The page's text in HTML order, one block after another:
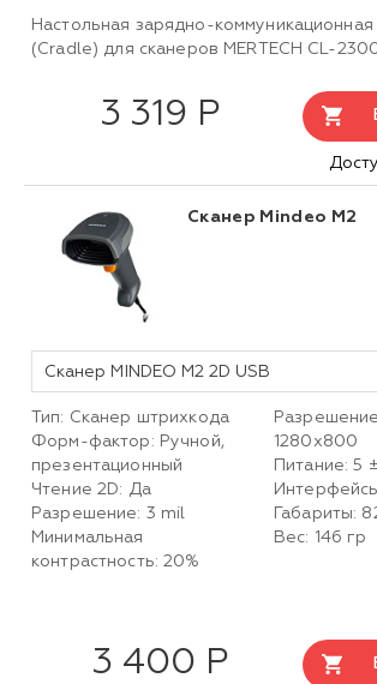
Настольная зарядно-коммуникационная
(Cradle) для сканеров MERTECH CL-
3 319 Р
Сканер Mindeo M2
Сканер MINDEO M2 2D USB
Тип: Сканер штрихкода
Форм-фактор: Ручной,
презентационный
Чтение 2D: Да
Разрешение: 3 mil
Минимальная
контрастность: 20%
1280х800
Питание: 5
Габариты:
Вес: 146 гр
3 400 Р